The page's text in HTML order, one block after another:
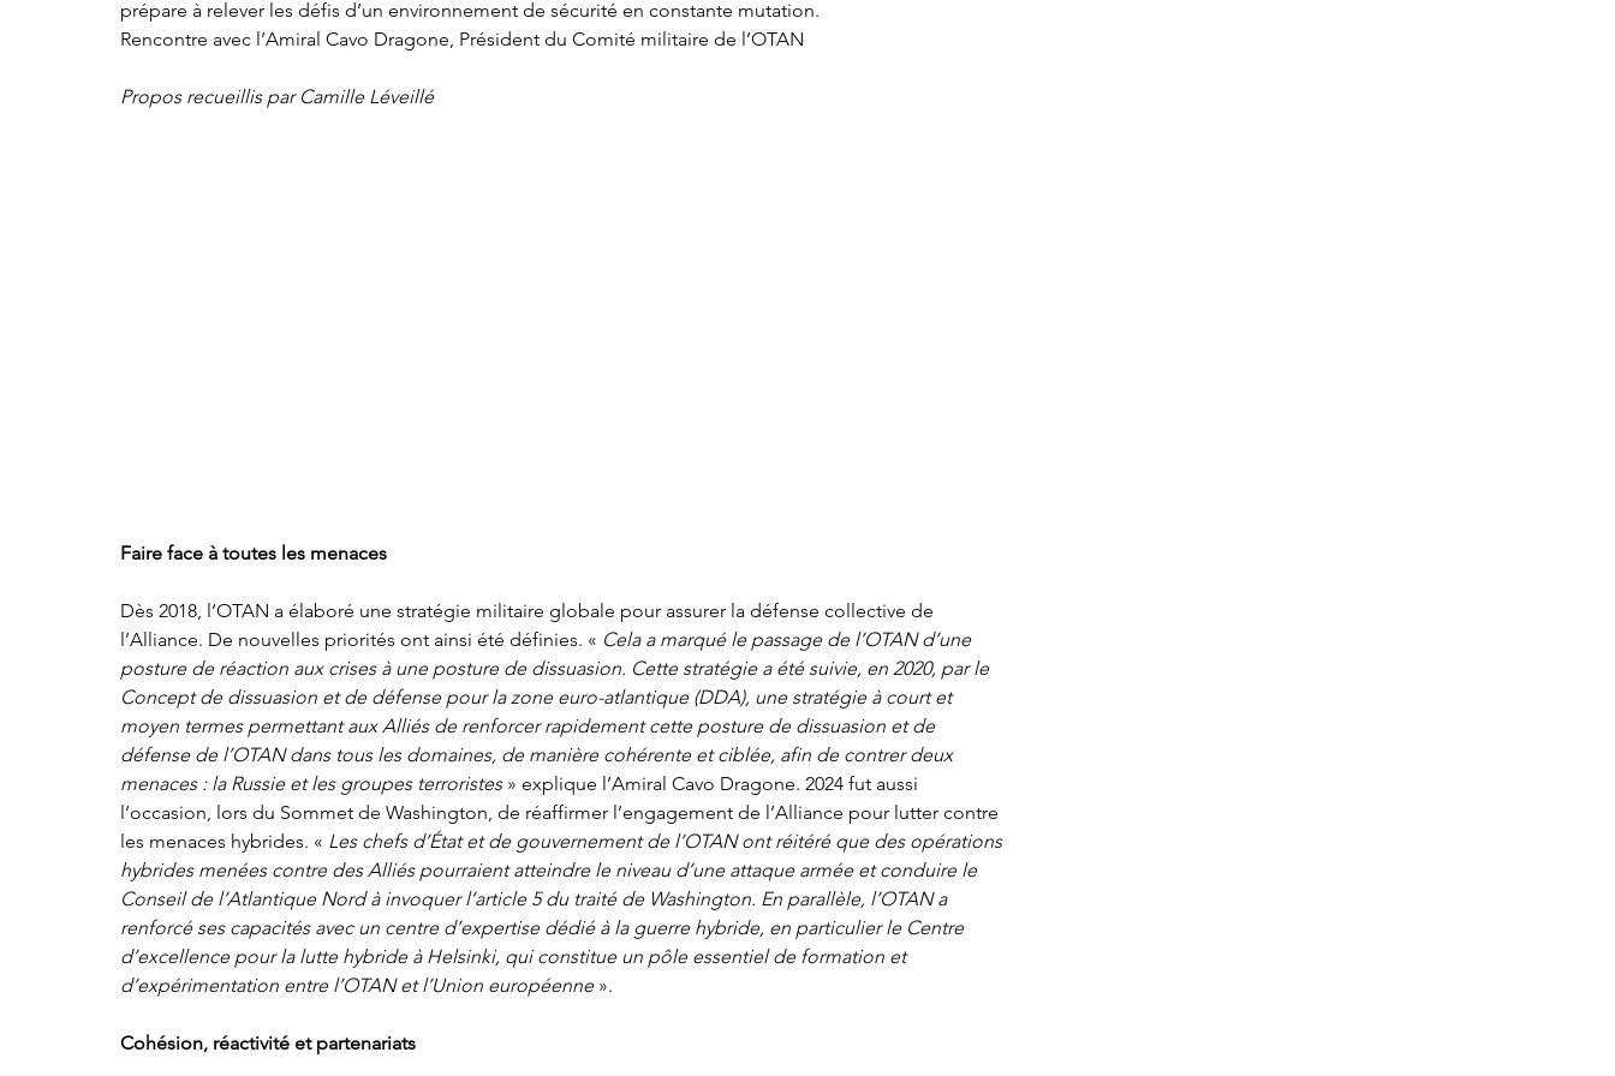
prépare à relever les défis d’un environnement de sécurité en constante mutation.
Rencontre avec l’Amiral Cavo Dragone, Président du Comité militaire de l’OTAN
Propos recueillis par Camille Léveillé
Faire face à toutes les menaces
Dès 2018, l’OTAN a élaboré une stratégie militaire globale pour assurer la défense collective de
l’Alliance. De nouvelles priorités ont ainsi été définies. « Cela a marqué le passage de l’OTAN d’une
posture de réaction aux crises à une posture de dissuasion. Cette stratégie a été suivie, en 2020, par le
Concept de dissuasion et de défense pour la zone euro-atlantique (DDA), une stratégie à court et
moyen termes permettant aux Alliés de renforcer rapidement cette posture de dissuasion et de
défense de l’OTAN dans tous les domaines, de manière cohérente et ciblée, afin de contrer deux
menaces : la Russie et les groupes terroristes » explique l’Amiral Cavo Dragone. 2024 fut aussi
l’occasion, lors du Sommet de Washington, de réaffirmer l’engagement de l’Alliance pour lutter contre
les menaces hybrides. « Les chefs d’État et de gouvernement de l’OTAN ont réitéré que des opérations
hybrides menées contre des Alliés pourraient atteindre le niveau d’une attaque armée et conduire le
Conseil de l’Atlantique Nord à invoquer l’article 5 du traité de Washington. En parallèle, l’OTAN a
renforcé ses capacités avec un centre d’expertise dédié à la guerre hybride, en particulier le Centre
d’excellence pour la lutte hybride à Helsinki, qui constitue un pôle essentiel de formation et
d’expérimentation entre l’OTAN et l’Union européenne ».
Cohésion, réactivité et partenariats